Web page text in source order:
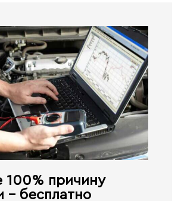
100% причину
- бесплатно​